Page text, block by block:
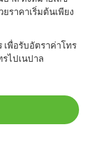
ราคาเริ่มต้นเพียง
เพื่อรับอัตราค่าโทร
ไปเนปาล